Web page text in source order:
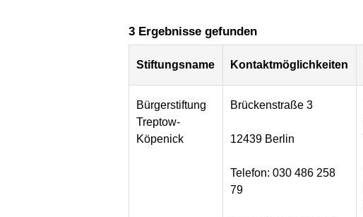
3 Ergebnisse gefunden
Stiftungsname Kontaktmöglichkeiten
Bürgerstiftung
Treptow-
Köpenick
Brückenstraße 3
12439 Berlin
Telefon: 030 486 258
79